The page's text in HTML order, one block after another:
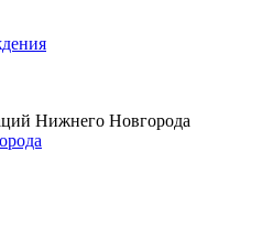
Нижнего Новгорода